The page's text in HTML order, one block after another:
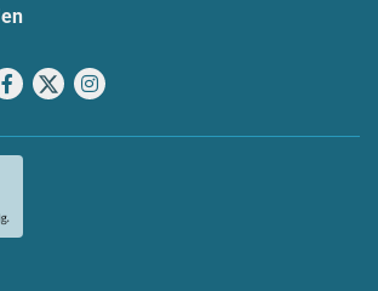
Facebook
X Instagram